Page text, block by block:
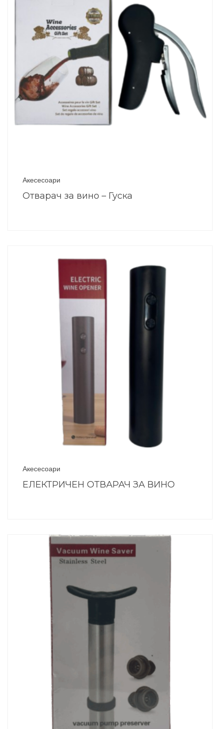
Акесесоари
Отварач за вино – Гуска
Акесесоари
ЕЛЕКТРИЧЕН ОТВАРАЧ ЗА ВИНО